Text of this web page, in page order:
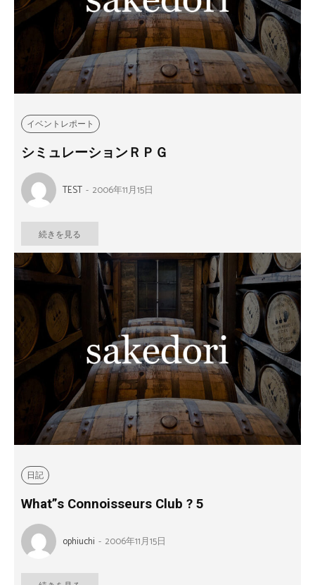
イベントレポート
シミュレーションＲＰＧ
TEST - 2006年11月15日
続きを見る
日記
What”s Connoisseurs Club ? 5
ophiuchi - 2006年11月15日